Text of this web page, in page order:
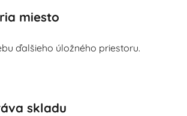
miesto
ďalšieho úložného priestoru.
skladu